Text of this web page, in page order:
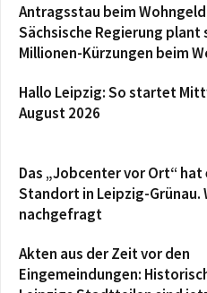
Antragsstau beim Wohngeld
Sächsische Regierung
Millionen-Kürzungen beim
Hallo Leipzig: So startet
August 2026
Das „Jobcenter vor Ort“ hat
Standort in Leipzig-Grünau.
nachgefragt
Akten aus der Zeit vor den
Eingemeindungen: